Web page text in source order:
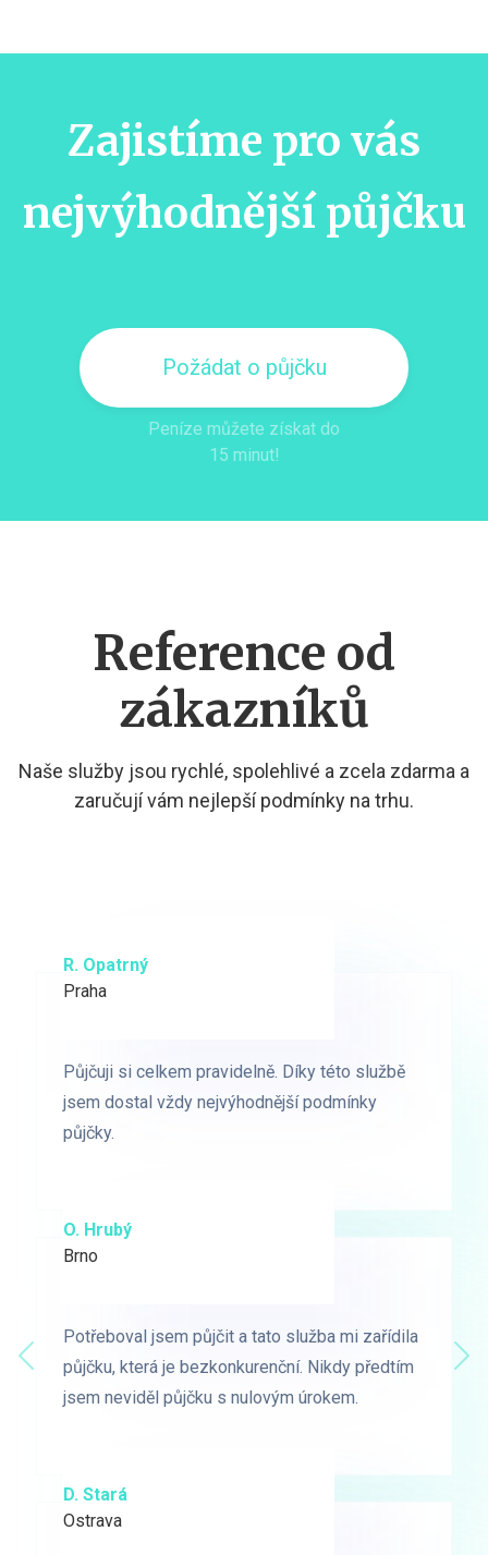
Zajistíme pro vás
nejvýhodnější půjčku
Požádat o půjčku
Peníze můžete získat do
15 minut!
Reference od
zákazníků
Naše služby jsou rychlé, spolehlivé a zcela zdarma a
zaručují vám nejlepší podmínky na trhu.
R. Opatrný
Praha
Půjčuji si celkem pravidelně. Díky této službě
jsem dostal vždy nejvýhodnější podmínky
půjčky.
O. Hrubý
Brno
Potřeboval jsem půjčit a tato služba mi zařídila
půjčku, která je bezkonkurenční. Nikdy předtím
jsem neviděl půjčku s nulovým úrokem.
D. Stará
Ostrava
K. Novák
Brno
Půjčuji si celkem pravidelně. Díky této službě
jsem dostal vždy nejvýhodnější podmínky
půjčky.
D. Starý
Praha
Potřeboval jsem půjčit a tato služba mi zařídila
půjčku, která je bezkonkurenční. Nikdy předtím
jsem neviděl půjčku s nulovým úrokem.
L. Milá
Ostrava
Předchozí